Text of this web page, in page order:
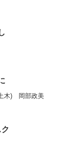
木) 岡部政美